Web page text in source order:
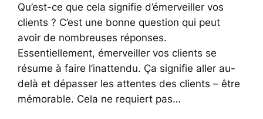
Qu’est-ce que cela signifie d’émerveiller vos
clients ? C’est une bonne question qui peut
avoir de nombreuses réponses.
Essentiellement, émerveiller vos clients se
résume à faire l’inattendu. Ça signifie aller au-
delà et dépasser les attentes des clients – être
mémorable. Cela ne requiert pas…